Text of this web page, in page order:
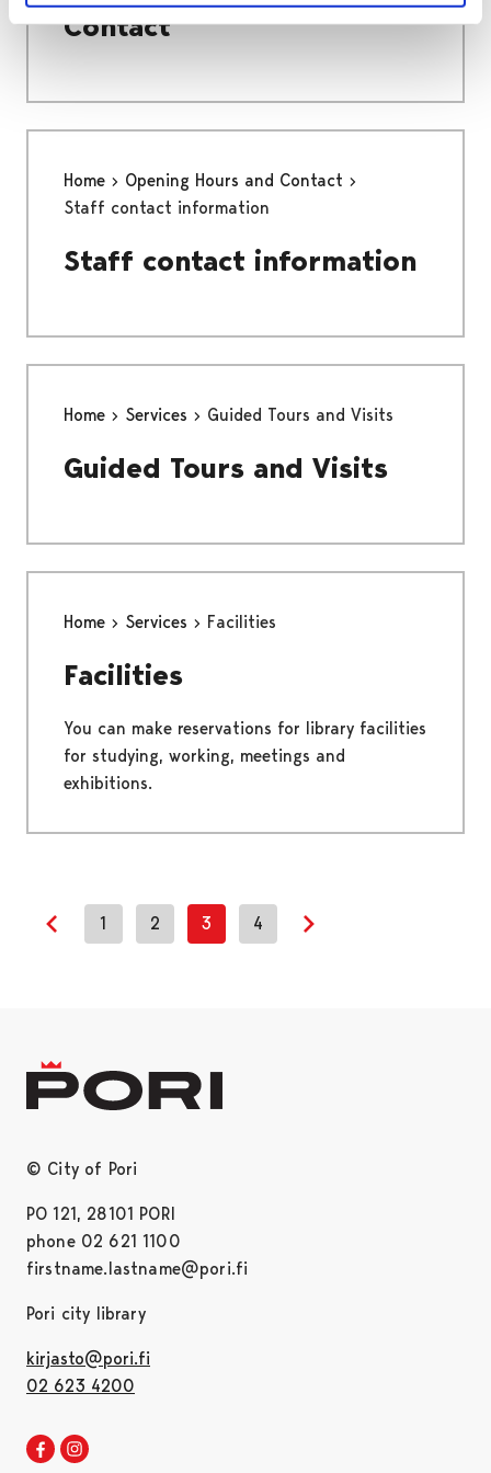
Contact
Home
Opening Hours and Contact
Staff contact information
Staff contact information
Home Services Guided Tours and Visits
Guided Tours and Visits
Home Services Facilities
Facilities
You can make reservations for library facilities
for studying, working, meetings and
exhibitions.
Previous page
1 2 3 4
© City of Pori
PO 121, 28101 PORI
phone 02 621 1100
firstname.lastname@pori.fi
Pori city library
kirjasto@pori.fi
02 623 4200
Pori library Facebook
Opens in a new tab